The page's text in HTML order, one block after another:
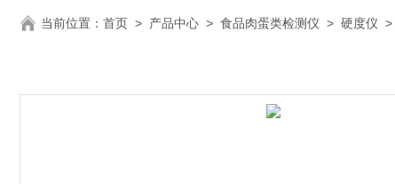
当前位置： 首页 > 产品中心 > 食品肉蛋类检测仪 > 硬度仪 >